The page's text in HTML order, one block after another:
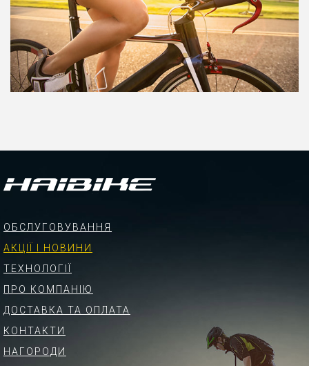
ОБСЛУГОВУВАННЯ
АКЦІЇ І НОВИНИ
ТЕХНОЛОГІЇ
ПРО КОМПАНІЮ
ДОСТАВКА ТА ОПЛАТА
КОНТАКТИ
НАГОРОДИ